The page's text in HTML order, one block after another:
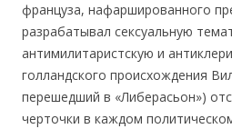
француза, нафаршированного
разрабатывал сексуальную
антимилитаристскую и
голландского происхождения
перешедший в «Либерасьон»)
черточки в каждом